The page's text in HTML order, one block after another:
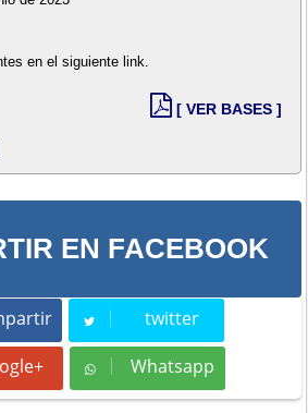
en el siguiente link.
[ VER BASES ]
EN FACEBOOK
twitter
Tweet
Whatsapp
Whatsapp